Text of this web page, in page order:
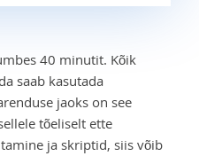
40 minutit. Kõik
saab kasutada
jaoks on see
tõeliselt ette
ja skriptid, siis võib